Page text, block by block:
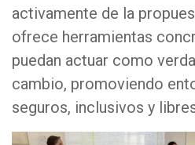
activamente de la
ofrece herramientas
puedan actuar como
cambio, promoviendo
seguros, inclusivos y